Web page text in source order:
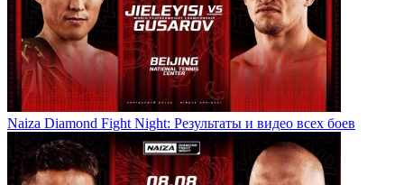
Naiza Diamond Fight Night: Результаты и видео всех боев